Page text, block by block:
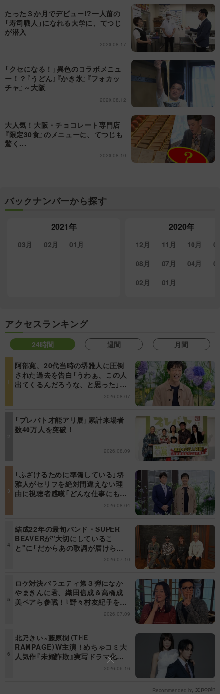
たった３か月でデビュー!?一人前の
「寿司職人」になれる大学に、てつじ
が潜入
2020.08.17
「クセになる！」異色のコラボメニュ
ー！？『うどん』『かき氷』『フォカッ
チャ』～大阪
2020.08.12
大人気！大阪・チョコレート専門店
『限定30食』のメニューに、てつじも
驚く...
2020.08.10
バックナンバーから探す
2021年
03月 02月 01月
2020年
12月 11月 10月
08月
07月 04月
02月
01月
アクセスランキング
24時間 週間 月間
阿部寛、20代当時の堺雅人に圧倒
された過去を告白「うわぁ、この人
出てくるんだろうな、と思った」
2026.08.07
「プレバト才能アリ展」累計来場者
数40万人を突破！
2026.08.09
「ふざけるために準備している」堺
雅人がセリフを絶対間違えない理
由に視聴者感嘆「どんな仕事にも当
てはまる」【日曜日の初耳学】2026.08.04
結成22年の最旬バンド・SUPER
BEAVERが"大切にしているこ
と"に「だからあの歌詞が届けられ
るんだ」共感の声＜日曜日の初耳学
2026.07.10
ロケ対決バラエティ第３弾になか
やまきんに君、織田信成＆高橋成
美ペアら参戦！『野々村友紀子を黙
らせろ！』１２日（日）昼に放送！
2026.07.09
北乃きい×藤原樹（THE
RAMPAGE）W主演！めちゃコミ大
人気作『未婚詐欺』実写ドラマ化決
2026.06.16
Recommended by